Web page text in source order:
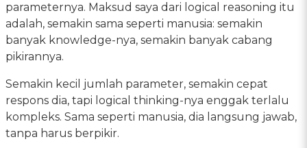
parameternya. Maksud saya dari logical reasoning itu
adalah, semakin sama seperti manusia: semakin
banyak knowledge-nya, semakin banyak cabang
pikirannya.
Semakin kecil jumlah parameter, semakin cepat
respons dia, tapi logical thinking-nya enggak terlalu
kompleks. Sama seperti manusia, dia langsung jawab,
tanpa harus berpikir.